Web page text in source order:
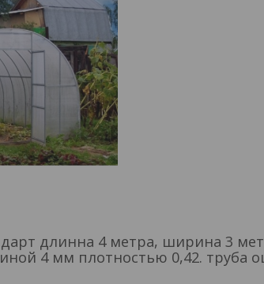
длинна 4 метра, ширина 3
4 мм плотностью 0,42. труба